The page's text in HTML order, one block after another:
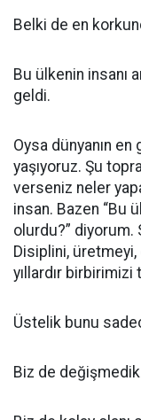
Belki de en
Bu ülkenin insanı
geldi.
Oysa dünyanın
yaşıyoruz. Şu
verseniz neler
insan. Bazen “Bu
olurdu?” diyorum.
Disiplini,
yıllardır
Üstelik bunu
Biz de